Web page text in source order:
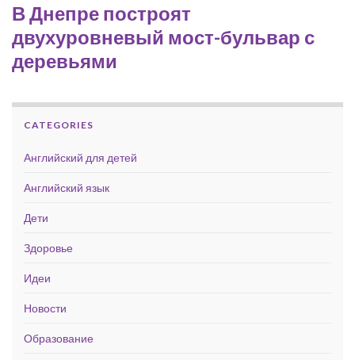
В Днепре построят
двухуровневый мост-бульвар с
деревьями
CATEGORIES
Английский для детей
Английский язык
Дети
Здоровье
Идеи
Новости
Образование